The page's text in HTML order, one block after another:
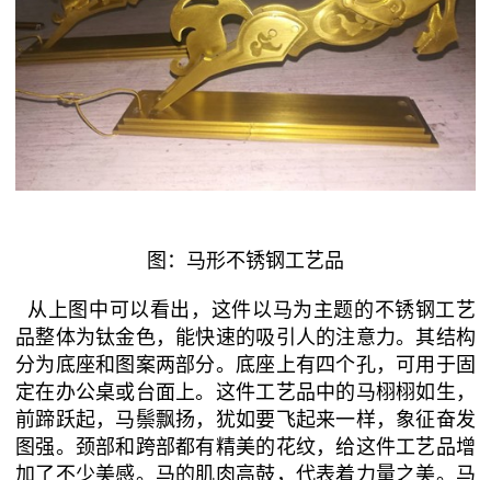
图：马形不锈钢工艺品
从上图中可以看出，这件以马为主题的不锈钢工艺
品整体为钛金色，能快速的吸引人的注意力。其结构
分为底座和图案两部分。底座上有四个孔，可用于固
定在办公桌或台面上。这件工艺品中的马栩栩如生，
前蹄跃起，马鬃飘扬，犹如要飞起来一样，象征奋发
图强。颈部和跨部都有精美的花纹，给这件工艺品增
加了不少美感。马的肌肉高鼓，代表着力量之美。马